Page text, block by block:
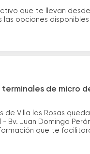
que te llevan
opciones
de micro
de Villa las Rosas
- Bv. Juan Domingo
que te